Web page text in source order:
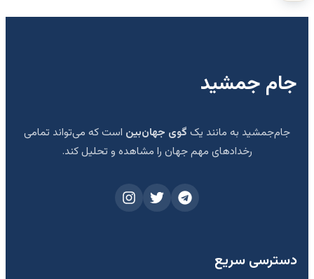
جام جمشید
جام‌جمشید به مانند یک گوی جهان‌بین است که می‌تواند تمامی
رخدادهای مهم جهان را مشاهده و تحلیل کند.
دسترسی سریع